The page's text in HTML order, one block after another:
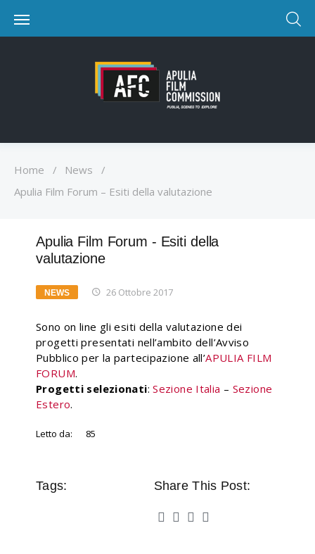
Home / News
/
Apulia Film Forum – Esiti della valutazione
Apulia Film Forum - Esiti della
valutazione
NEWS 26 Ottobre 2017
Sono on line gli esiti della valutazione dei
progetti presentati nell’ambito dell’Avviso
Pubblico per la partecipazione all’APULIA FILM
FORUM.
Progetti selezionati:Sezione Italia – Sezione
Estero.
Letto da: 85
Tags: Share This Post: